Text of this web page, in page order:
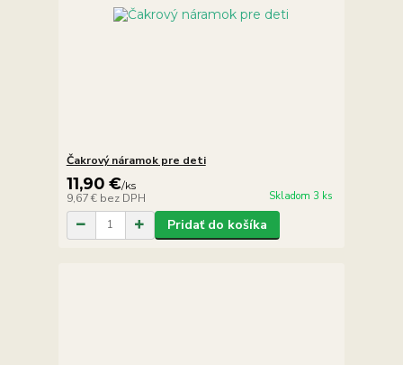
Čakrový náramok pre deti
11,90 €/ks
9,67 € bez DPH Skladom 3 ks
Pridať do košíka